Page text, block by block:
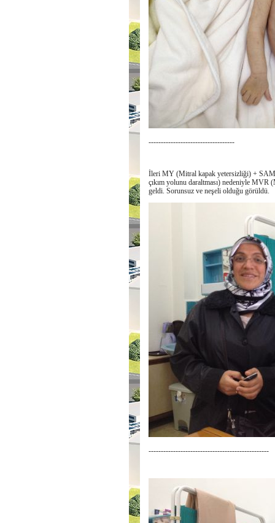
-----------------------------------
İleri MY (Mitral kapak yetersizliği) + SAM
çıkım yolunu daraltması) nedeniyle MVR
geldi. Sorunsuz ve neşeli olduğu görüldü.
-------------------------------------------------